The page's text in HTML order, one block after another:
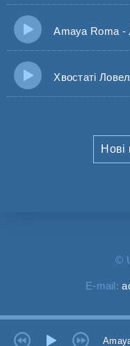
Amaya Roma -
Хвостаті Ловеласи -
Нові
©
E-mail: